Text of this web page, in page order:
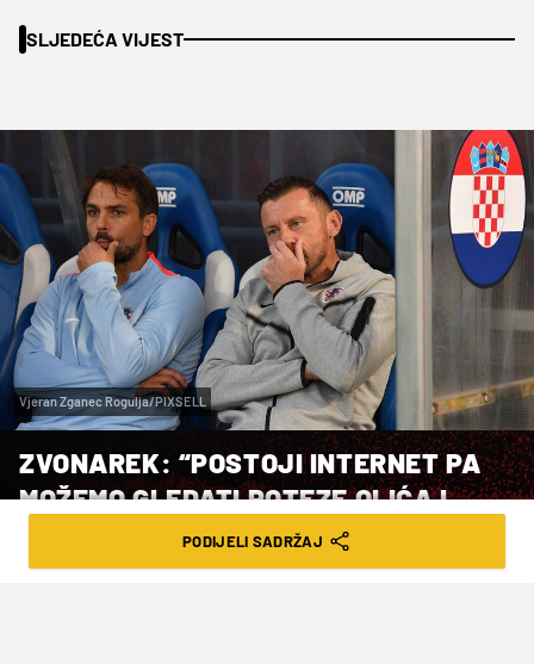
SLJEDEĆA VIJEST
Vjeran Zganec Rogulja/PIXSELL
ZVONAREK: “POSTOJI INTERNET PA
MOŽEMO GLEDATI POTEZE OLIĆA I
KRANJČARA”PODIJELI SADRŽAJ